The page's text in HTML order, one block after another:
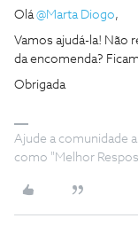
Olá@Marta Diogo,
Vamos ajudá-la! Não
da encomenda?
Obrigada
Ajude a comunidade
como "Melhor